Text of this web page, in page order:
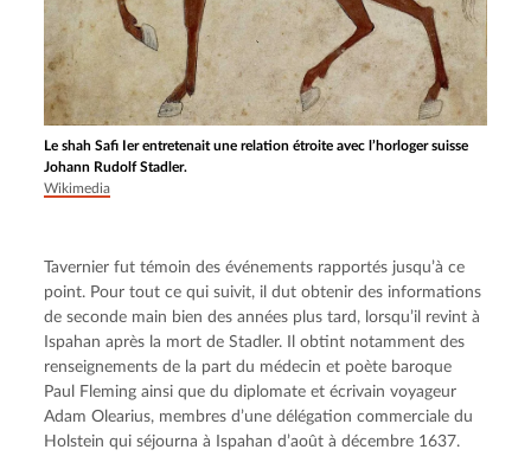
Le shah Safi Ier entretenait une relation étroite avec l’horloger suisse
Johann Rudolf Stadler.
Wikimedia
Tavernier fut témoin des événements rapportés jusqu’à ce
point. Pour tout ce qui suivit, il dut obtenir des informations
de seconde main bien des années plus tard, lorsqu’il revint à
Ispahan après la mort de Stadler. Il obtint notamment des
renseignements de la part du médecin et poète baroque
Paul Fleming ainsi que du diplomate et écrivain voyageur
Adam Olearius, membres d’une délégation commerciale du
Holstein qui séjourna à Ispahan d’août à décembre 1637.